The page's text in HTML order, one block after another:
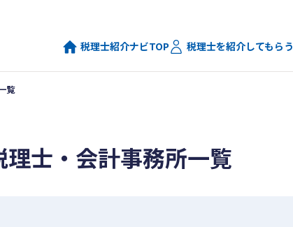
税理士紹介ナビTOP 税理士を紹介してもらう
覧
士・会計事務所一覧